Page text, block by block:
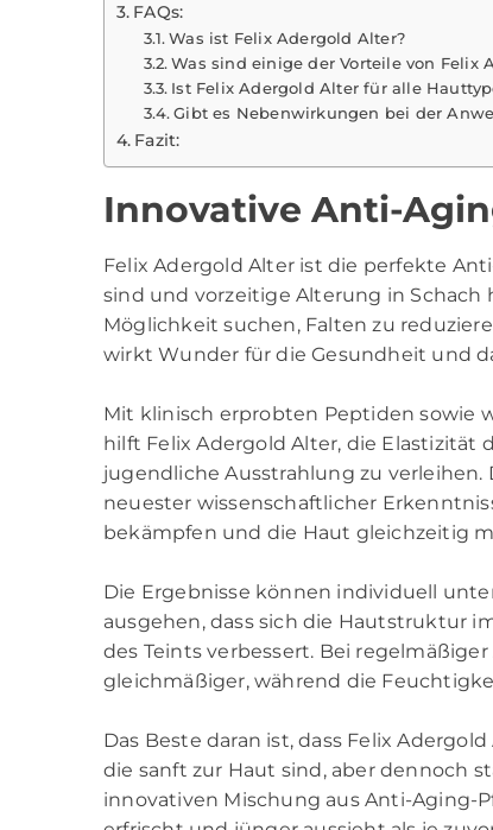
FAQs:
Was ist Felix Adergold Alter?
Was sind einige der Vorteile von Felix
Ist Felix Adergold Alter für alle
Gibt es Nebenwirkungen bei der
Fazit:
Innovative Anti-
Felix Adergold Alter ist die perfekte
sind und vorzeitige Alterung in
Möglichkeit suchen, Falten zu
wirkt Wunder für die Gesundheit und
Mit klinisch erprobten Peptiden sowie
hilft Felix Adergold Alter, die Elastizität
jugendliche Ausstrahlung zu
neuester wissenschaftlicher
bekämpfen und die Haut gleichzeitig
Die Ergebnisse können individuell
ausgehen, dass sich die Hautstruktur
des Teints verbessert. Bei
gleichmäßiger, während die
Das Beste daran ist, dass Felix
die sanft zur Haut sind, aber dennoch
innovativen Mischung aus Anti-Aging-